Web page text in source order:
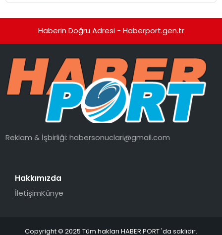
Haberin Doğru Adresi - Haberport.gen.tr
Reklam & İşbirliği:habersonuclari@gmail.com
Hakkımızda
İletişimKünye
Copyright © 2025 Tüm hakları HABER PORT 'da saklıdır.